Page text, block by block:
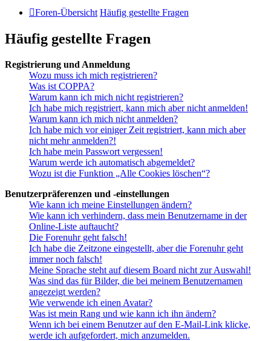
Foren-Übersicht Häufig gestellte Fragen
Häufig gestellte Fragen
Registrierung und Anmeldung
Wozu muss ich mich registrieren?
Was ist COPPA?
Warum kann ich mich nicht registrieren?
Ich habe mich registriert, kann mich aber nicht anmelden!
Warum kann ich mich nicht anmelden?
Ich habe mich vor einiger Zeit registriert, kann mich aber
nicht mehr anmelden?!
Ich habe mein Passwort vergessen!
Warum werde ich automatisch abgemeldet?
Wozu ist die Funktion „Alle Cookies löschen“?
Benutzerpräferenzen und -einstellungen
Wie kann ich meine Einstellungen ändern?
Wie kann ich verhindern, dass mein Benutzername in der
Online-Liste auftaucht?
Die Forenuhr geht falsch!
Ich habe die Zeitzone eingestellt, aber die Forenuhr geht
immer noch falsch!
Meine Sprache steht auf diesem Board nicht zur Auswahl!
Was sind das für Bilder, die bei meinem Benutzernamen
angezeigt werden?
Wie verwende ich einen Avatar?
Was ist mein Rang und wie kann ich ihn ändern?
Wenn ich bei einem Benutzer auf den E-Mail-Link klicke,
werde ich aufgefordert, mich anzumelden.